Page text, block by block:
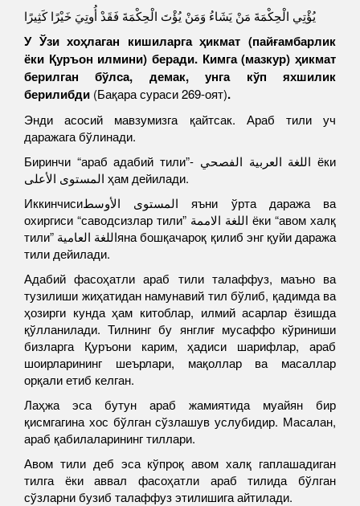
يُؤْتِي الْحِكْمَةَ مَنْ يَشَاءُ وَمَنْ يُؤْتَ الْحِكْمَةَ فَقَدْ أُوتِيَ خَيْرًا كَثِيرًا
У Ўзи хоҳлаган кишиларга ҳикмат (пайғамбарлик
ёки Қуръон илмини) беради. Кимга (мазкур) ҳикмат
берилган бўлса, демак, унга кўп яхшилик
берилибди (Бақара сураси 269-оят).
Энди асосий мавзумизга қайтсак. Араб тили уч
даражага бўлинади.
Биринчи “араб адабий тили”- اللغة العربية الفصحي ёки
المستوى الأعلى ҳам дейилади.
Иккинчисиالمستوى الأوسط яъни ўрта даража ва
охиргиси “саводсизлар тили” اللغة الاممة ёки “авом халқ
тили” اللغة العاميةяна бошқачароқ қилиб энг қуйи даража
тили дейилади.
Адабий фасоҳатли араб тили талаффуз, маъно ва
тузилиши жиҳатидан намунавий тил бўлиб, қадимда ва
ҳозирги кунда ҳам китоблар, илмий асарлар ёзишда
қўлланилади. Тилнинг бу янглиғ мусаффо кўриниши
бизларга Қуръони карим, ҳадиси шарифлар, араб
шоирларининг шеърлари, мақоллар ва масаллар
орқали етиб келган.
Лаҳжа эса бутун араб жамиятида муайян бир
қисмгагина хос бўлган сўзлашув услубидир. Масалан,
араб қабилаларининг тиллари.
Авом тили деб эса кўпроқ авом халқ гаплашадиган
тилга ёки аввал фасоҳатли араб тилида бўлган
сўзларни бузиб талаффуз этилишига айтилади.